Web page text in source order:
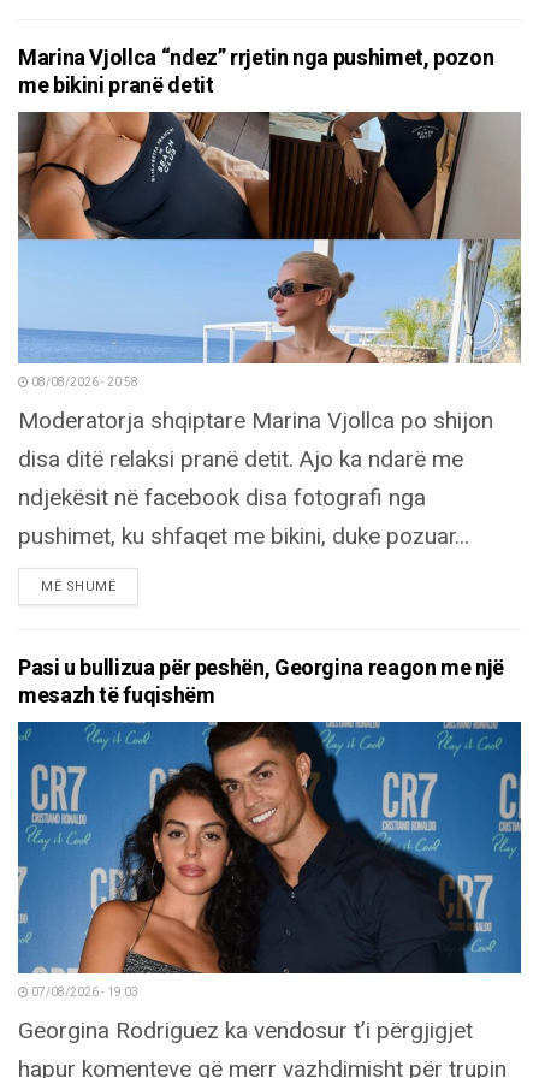
Marina Vjollca “ndez” rrjetin nga pushimet, pozon
me bikini pranë detit
08/08/2026 - 20:58
Moderatorja shqiptare Marina Vjollca po shijon
disa ditë relaksi pranë detit. Ajo ka ndarë me
ndjekësit në facebook disa fotografi nga
pushimet, ku shfaqet me bikini, duke pozuar...
MË SHUMËDETAILS
Pasi u bullizua për peshën, Georgina reagon me një
mesazh të fuqishëm
07/08/2026 - 19:03
Georgina Rodriguez ka vendosur t’i përgjigjet
hapur komenteve që merr vazhdimisht për trupin